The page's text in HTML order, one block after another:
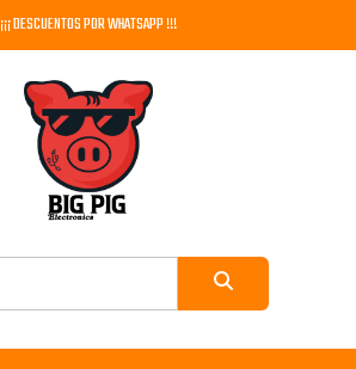
¡¡¡ DESCUENTOS POR WHATSAPP !!!